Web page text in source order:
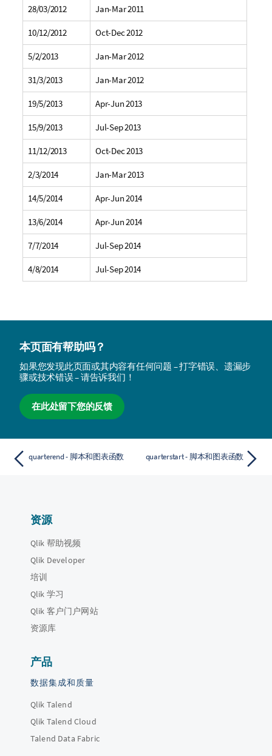
28/03/2012 Jan-Mar 2011
10/12/2012 Oct-Dec 2012
5/2/2013 Jan-Mar 2012
31/3/2013 Jan-Mar 2012
19/5/2013 Apr-Jun 2013
15/9/2013 Jul-Sep 2013
11/12/2013 Oct-Dec 2013
2/3/2014 Jan-Mar 2013
14/5/2014 Apr-Jun 2014
13/6/2014 Apr-Jun 2014
7/7/2014 Jul-Sep 2014
4/8/2014 Jul-Sep 2014
本页面有帮助吗？
如果您发现此页面或其内容有任何问题 – 打字错误、遗漏步
骤或技术错误 – 请告诉我们！
在此处留下您的反馈
quarterend - 脚本和图表函数 quarterstart - 脚本和图表函数
资源
Qlik 帮助视频
Qlik Developer
培训
Qlik 学习
Qlik 客户门户网站
资源库
产品
数据集成和质量
Qlik Talend
Qlik Talend Cloud
Talend Data Fabric